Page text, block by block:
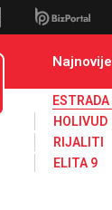
Najnovije
ESTRADA
HOLIVUD
RIJALITI
ELITA 9